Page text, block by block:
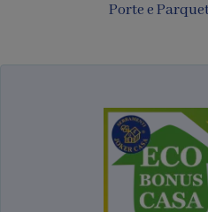
Finestre per